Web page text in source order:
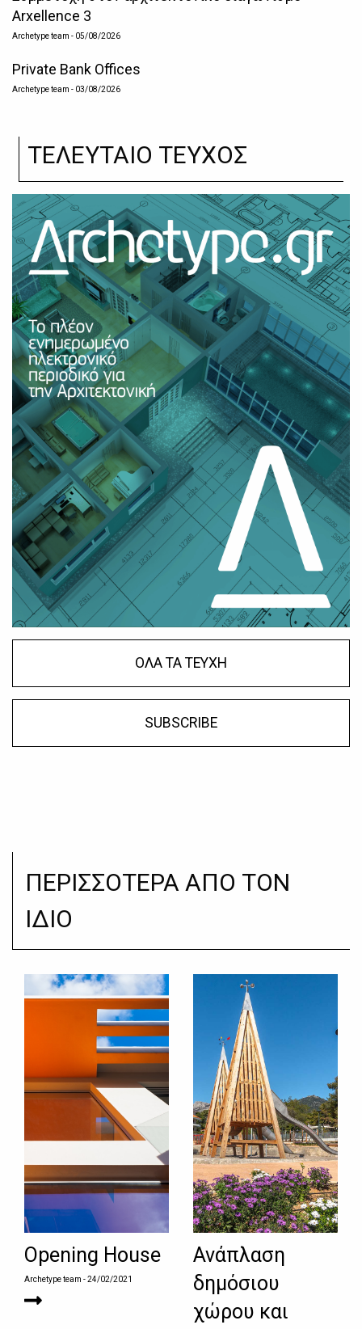
Arxellence 3
Archetype team - 05/08/2026
Private Bank Offices
Archetype team - 03/08/2026
ΤΕΛΕΥΤΑΙΟ ΤΕΥΧΟΣ
ΟΛΑ ΤΑ ΤΕΥΧΗ
SUBSCRIBE
ΠΕΡΙΣΣΟΤΕΡΑ ΑΠΟ ΤΟΝ
ΙΔΙΟ
Opening House
Archetype team - 24/02/2021
Ανάπλαση
δημόσιου
χώρου και